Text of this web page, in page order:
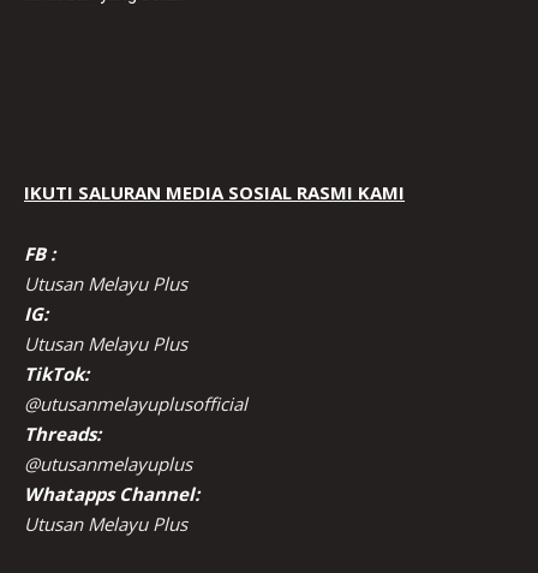
IKUTI SALURAN MEDIA SOSIAL RASMI KAMI
FB :
Utusan Melayu Plus
IG:
Utusan Melayu Plus
TikTok:
@utusanmelayuplusofficial
Threads:
@utusanmelayuplus
Whatapps Channel:
Utusan Melayu Plus